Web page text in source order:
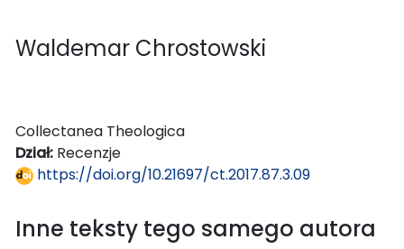
Waldemar Chrostowski
Collectanea Theologica
Dział: Recenzje
https://doi.org/10.21697/ct.2017.87.3.09
Inne teksty tego samego autora